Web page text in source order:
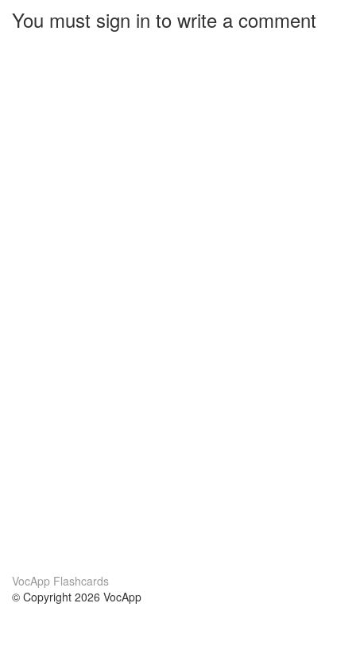
You must sign in to write a comment
VocApp Flashcards
© Copyright 2026 VocApp